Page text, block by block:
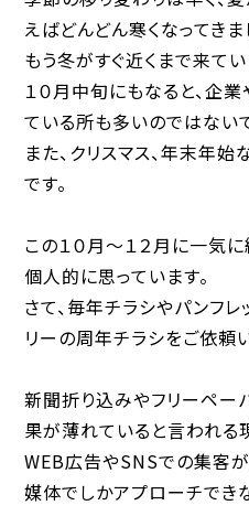
えばどんどん寒くなってきま
もう冬がすぐ近くまで来てい
１０月中旬にもなると、企
ている所も多いのではない
また、クリスマス、年末年
です。
この１０月〜１２月に一気
個人的に思っています。
さて、毎年チラシやパンフ
リーの周年チラシをご依頼
新聞折り込みやフリーペ
果が薄れていると言われる
WEB広告やSNSでの集客
媒体でしかアプローチでき